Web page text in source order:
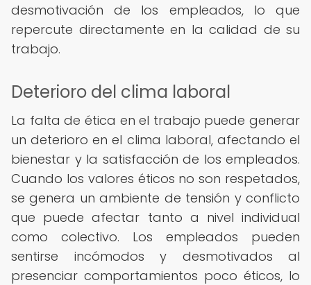
desmotivación de los empleados, lo que
repercute directamente en la calidad de su
trabajo.
Deterioro del clima laboral
La falta de ética en el trabajo puede generar
un deterioro en el clima laboral, afectando el
bienestar y la satisfacción de los empleados.
Cuando los valores éticos no son respetados,
se genera un ambiente de tensión y conflicto
que puede afectar tanto a nivel individual
como colectivo. Los empleados pueden
sentirse incómodos y desmotivados al
presenciar comportamientos poco éticos, lo